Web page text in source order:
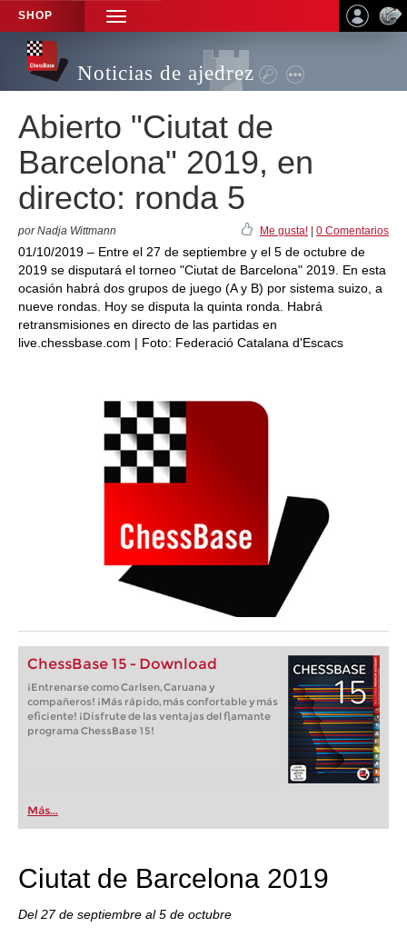
SHOP
TOGGLE
NAVIGATION
Noticias de ajedrez
Abierto "Ciutat de
Barcelona" 2019, en
directo: ronda 5
por Nadja Wittmann Me gusta! 0 Comentarios
01/10/2019 – Entre el 27 de septiembre y el 5 de octubre de
2019 se disputará el torneo "Ciutat de Barcelona" 2019. En esta
ocasión habrá dos grupos de juego (A y B) por sistema suizo, a
nueve rondas. Hoy se disputa la quinta ronda. Habrá
retransmisiones en directo de las partidas en
live.chessbase.com | Foto: Federació Catalana d'Escacs
ChessBase 15 - Download
¡Entrenarse como Carlsen, Caruana y
compañeros! ¡Más rápido, más confortable y más
eficiente! ¡Disfrute de las ventajas del flamante
programa ChessBase 15!
Más...
Ciutat de Barcelona 2019
Del 27 de septiembre al 5 de octubre